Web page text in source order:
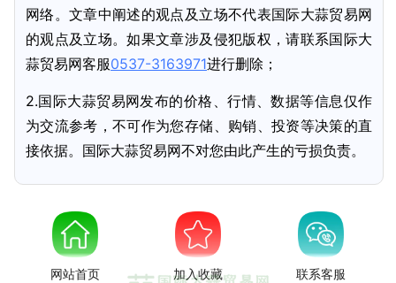
网络。文章中阐述的观点及立场不代表国际大蒜贸易网
的观点及立场。如果文章涉及侵犯版权，请联系国际大
蒜贸易网客服0537-3163971进行删除；
2.国际大蒜贸易网发布的价格、行情、数据等信息仅作
为交流参考，不可作为您存储、购销、投资等决策的直
接依据。国际大蒜贸易网不对您由此产生的亏损负责。
网站首页 加入收藏 联系客服